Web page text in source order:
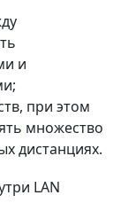
и
при этом
множество
дистанциях.
LAN